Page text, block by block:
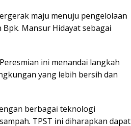
maju menuju pengelolaan
Mansur Hidayat sebagai
ini menandai langkah
yang lebih bersih dan
berbagai teknologi
TPST ini diharapkan dapat